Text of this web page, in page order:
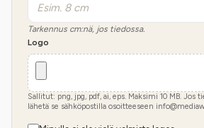
Tarkennus cm:nä, jos tiedossa.
Logo
Sallitut: png, jpg, pdf, ai, eps. Maksimi 10 MB. Jos
lähetä se sähköpostilla osoitteeseen